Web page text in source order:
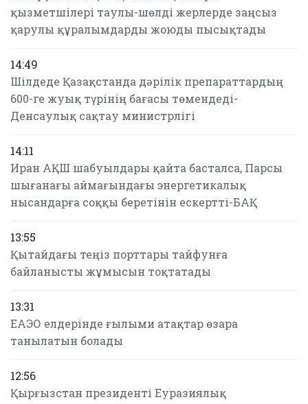
қызметшілері таулы-шөлді жерлерде заңсыз
қарулы құралымдарды жоюды пысықтады
14:49
Шілдеде Қазақстанда дәрілік препараттардың
600-ге жуық түрінің бағасы төмендеді-
Денсаулық сақтау министрлігі
14:11
Иран АҚШ шабуылдары қайта басталса, Парсы
шығанағы аймағындағы энергетикалық
нысандарға соққы беретінін ескертті-БАҚ
13:55
Қытайдағы теңіз порттары тайфунға
байланысты жұмысын тоқтатады
13:31
ЕАЭО елдерінде ғылыми атақтар өзара
танылатын болады
12:56
Қырғызстан президенті Еуразиялық